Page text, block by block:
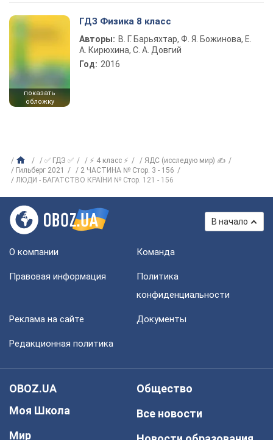
показать
обложку
ГДЗ Физика 8 класс
Авторы: В. Г. Барьяхтар, Ф. Я. Божинова, Е.
А. Кирюхина, С. А. Довгий
Год: 2016
✅ ГДЗ ✅ ⚡ 4 класс ⚡
ЯДС (исследую мир) ✍
Гильберг 2021
2 ЧАСТИНА № Стор. 3 - 156
ЛЮДИ - БАГАТСТВО КРАЇНИ № Стор. 121 - 156
В начало
О компании Команда
Правовая информация
Политика
конфиденциальности
Реклама на сайте Документы
Редакционная политика
OBOZ.UA
Моя Школа
Мир
Общество
Все новости